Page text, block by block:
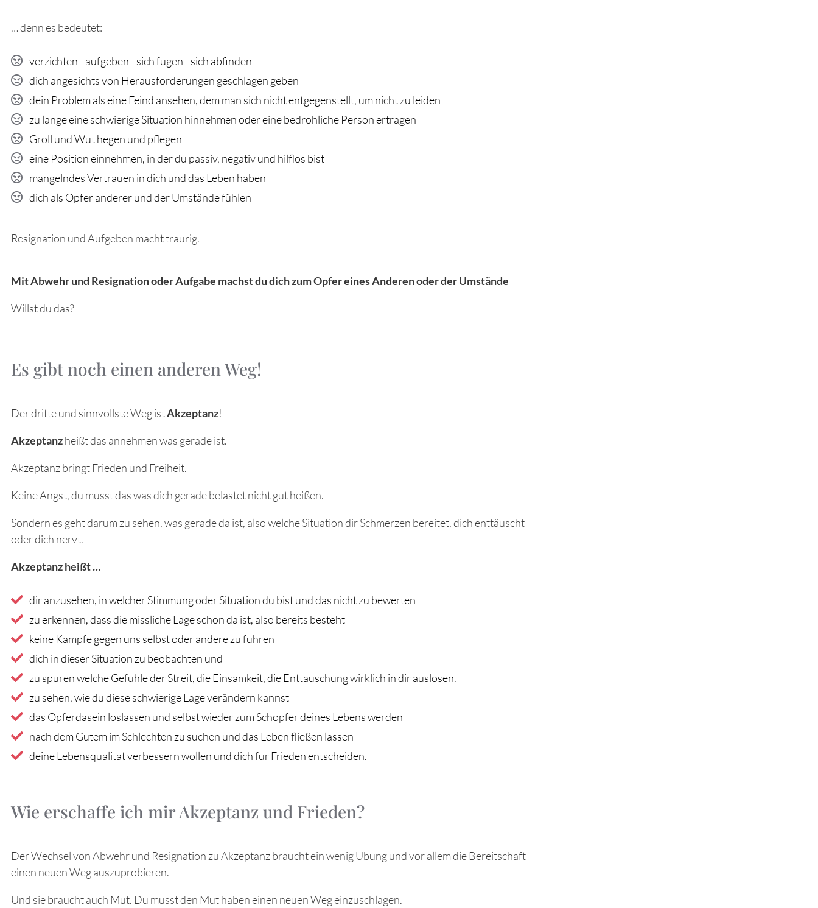
… denn es bedeutet:
verzichten - aufgeben - sich fügen - sich abfinden
dich angesichts von Herausforderungen geschlagen geben
dein Problem als eine Feind ansehen, dem man sich nicht entgegenstellt, um nicht zu leiden
zu lange eine schwierige Situation hinnehmen oder eine bedrohliche Person ertragen
Groll und Wut hegen und pflegen
eine Position einnehmen, in der du passiv, negativ und hilflos bist
mangelndes Vertrauen in dich und das Leben haben
dich als Opfer anderer und der Umstände fühlen
Resignation und Aufgeben macht traurig.
Mit Abwehr und Resignation oder Aufgabe machst du dich zum Opfer eines Anderen oder der Umstände
Willst du das?
Es gibt noch einen anderen Weg!
Der dritte und sinnvollste Weg istAkzeptanz!
Akzeptanzheißt das annehmen was gerade ist.
Akzeptanz bringt Frieden und Freiheit.
Keine Angst, du musst das was dich gerade belastet nicht gut heißen.
Sondern es geht darum zu sehen, was gerade da ist, also welche Situation dir Schmerzen bereitet, dich enttäuscht
oder dich nervt.
Akzeptanz heißt …
dir anzusehen, in welcher Stimmung oder Situation du bist und das nicht zu bewerten
zu erkennen, dass die missliche Lage schon da ist, also bereits besteht
keine Kämpfe gegen uns selbst oder andere zu führen
dich in dieser Situation zu beobachten und
zu spüren welche Gefühle der Streit, die Einsamkeit, die Enttäuschung wirklich in dir auslösen.
zu sehen, wie du diese schwierige Lage verändern kannst
das Opferdasein loslassen und selbst wieder zum Schöpfer deines Lebens werden
nach dem Gutem im Schlechten zu suchen und das Leben fließen lassen
deine Lebensqualität verbessern wollen und dich für Frieden entscheiden.
Wie erschaffe ich mir Akzeptanz und Frieden?
Der Wechsel von Abwehr und Resignation zu Akzeptanz braucht ein wenig Übung und vor allem die Bereitschaft
einen neuen Weg auszuprobieren.
Und sie braucht auch Mut. Du musst den Mut haben einen neuen Weg einzuschlagen.